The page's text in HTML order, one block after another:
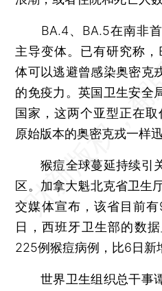
BA.4、BA.5在南非首
主导变体。已有研究称
体可以逃避曾感染奥密克
的免疫力。英国卫生安全
国家，这两个亚型正在
原始版本的奥密克戎一样迅
猴痘全球蔓延持续引
区。加拿大魁北克省卫生
交媒体宣布，该省目前
日，西班牙卫生部的数
225例猴痘病例，比6日新
世界卫生组织总干事谭